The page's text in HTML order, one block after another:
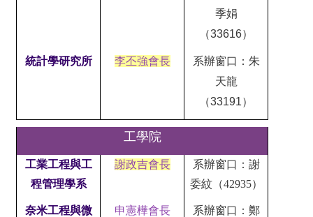
季娟
（33616）
統計學研究所 李丕強會長 系辦窗口： 朱
天龍
（33191）
工學院
工業工程與工
程管理學系
謝政吉會長
系辦窗口：謝
委紋（42935）
奈米工程與微
申憲樺會長
系辦窗口：鄭